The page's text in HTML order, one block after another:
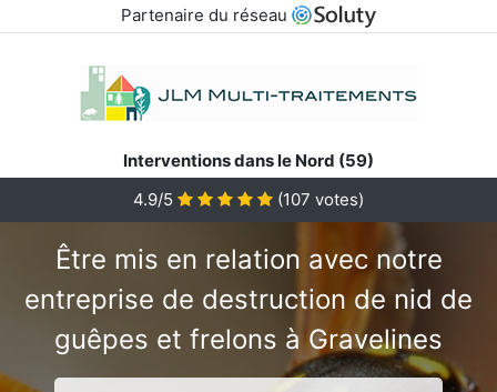
Partenaire du réseau
Interventions dans le Nord (59)
4.9/5
(107 votes)
Être mis en relation avec notre
entreprise de destruction de nid de
guêpes et frelons à Gravelines